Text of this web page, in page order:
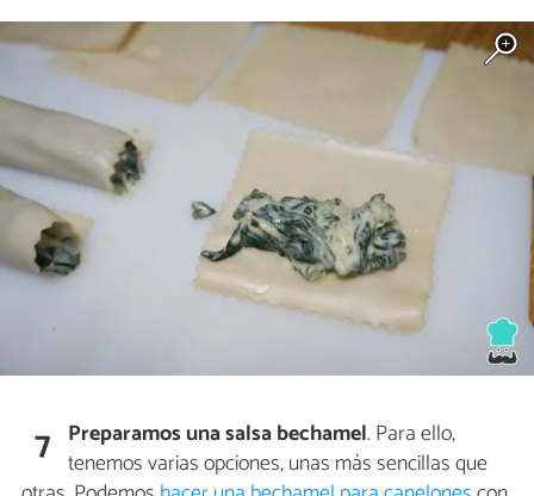
7 Preparamos una salsa bechamel. Para ello,
tenemos varias opciones, unas más sencillas que